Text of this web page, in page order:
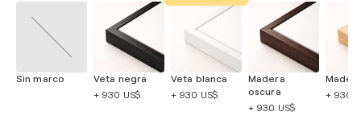
Sin marco
Veta negra
+ 930 US$
Veta blanca
+ 930 US$
Madera
oscura
+ 930 US$
+ 930